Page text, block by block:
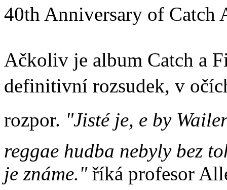
40th Anniversary of Catch
Ačkoliv je album Catch a
definitivní rozsudek, v
rozpor. "Jisté je, e by
reggae hudba nebyly bez
je známe."říká profesor